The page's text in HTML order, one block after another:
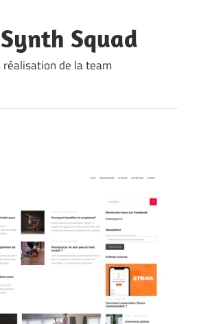
Squad
réalisation de la team